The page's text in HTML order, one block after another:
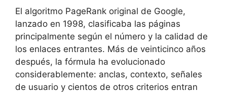
El algoritmo PageRank original de Google,
lanzado en 1998, clasificaba las páginas
principalmente según el número y la calidad de
los enlaces entrantes. Más de veinticinco años
después, la fórmula ha evolucionado
considerablemente: anclas, contexto, señales
de usuario y cientos de otros criterios entran